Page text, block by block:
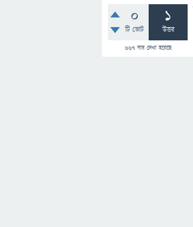
0
টি ভোট
1
উত্তর
667বার দেখা হয়েছে